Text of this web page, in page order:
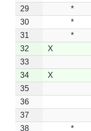
29
*
30
*
31
*
32
X
33
34
X
35
36
37
38
*